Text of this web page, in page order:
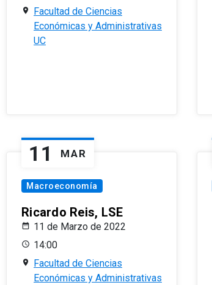
Facultad de Ciencias
Económicas y Administrativas
UC
11 MAR
Macroeconomía
Ricardo Reis, LSE
11 de Marzo de 2022
14:00
Facultad de Ciencias
Económicas y Administrativas